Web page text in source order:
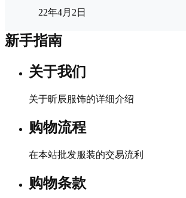
22年4月2日
新手指南
关于我们
关于昕辰服饰的详细介绍
购物流程
在本站批发服装的交易流利
购物条款